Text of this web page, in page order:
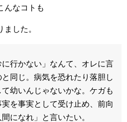
んなコトも
した。
に行かない」なんて、オレに言
同じ。病気を恐れたり落胆し
幼いんじゃないかな。ケガも
を事実として受け止め、前向
になれ」と言いたい。